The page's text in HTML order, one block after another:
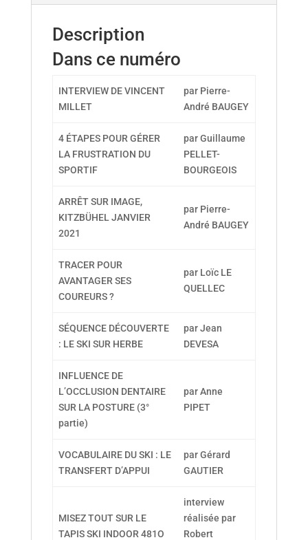
Description
Dans ce numéro
INTERVIEW DE VINCENT
MILLET
par Pierre-
André BAUGEY
4 ÉTAPES POUR GÉRER
LA FRUSTRATION DU
SPORTIF
par Guillaume
PELLET-
BOURGEOIS
ARRÊT SUR IMAGE,
KITZBÜHEL JANVIER
2021
par Pierre-
André BAUGEY
TRACER POUR
AVANTAGER SES
COUREURS ?
par Loïc LE
QUELLEC
SÉQUENCE DÉCOUVERTE
: LE SKI SUR HERBE
par Jean
DEVESA
INFLUENCE DE
L’OCCLUSION DENTAIRE
SUR LA POSTURE (3°
partie)
par Anne
PIPET
VOCABULAIRE DU SKI : LE
TRANSFERT D’APPUI
par Gérard
GAUTIER
MISEZ TOUT SUR LE
TAPIS SKI INDOOR 481O
interview
réalisée par
Robert